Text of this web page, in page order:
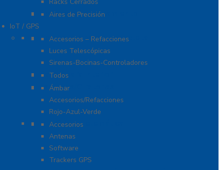
Sistemas de Enfriamiento
Aires de Precisión
IoT / GPS
Accesorios para Motocicleta
Accesorios – Refacciones
Luces Telescópicas
Sirenas-Bocinas-Controladores
Barras para Interior
Todos
Estrobos/Giratorias
Ámbar
Accesorios/Refacciones
Rojo-Azul-Verde
IoT, GPS y Telemática
Accesorios
Antenas
Software
Trackers GPS